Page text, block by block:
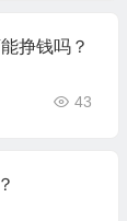
挣钱吗？
43